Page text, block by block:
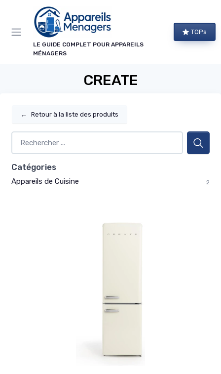
LE GUIDE COMPLET POUR APPAREILS
MÉNAGERS
TOPs
CREATE
← Retour à la liste des produits
Catégories
Appareils de Cuisine 2
Panneau de gestion des cookies